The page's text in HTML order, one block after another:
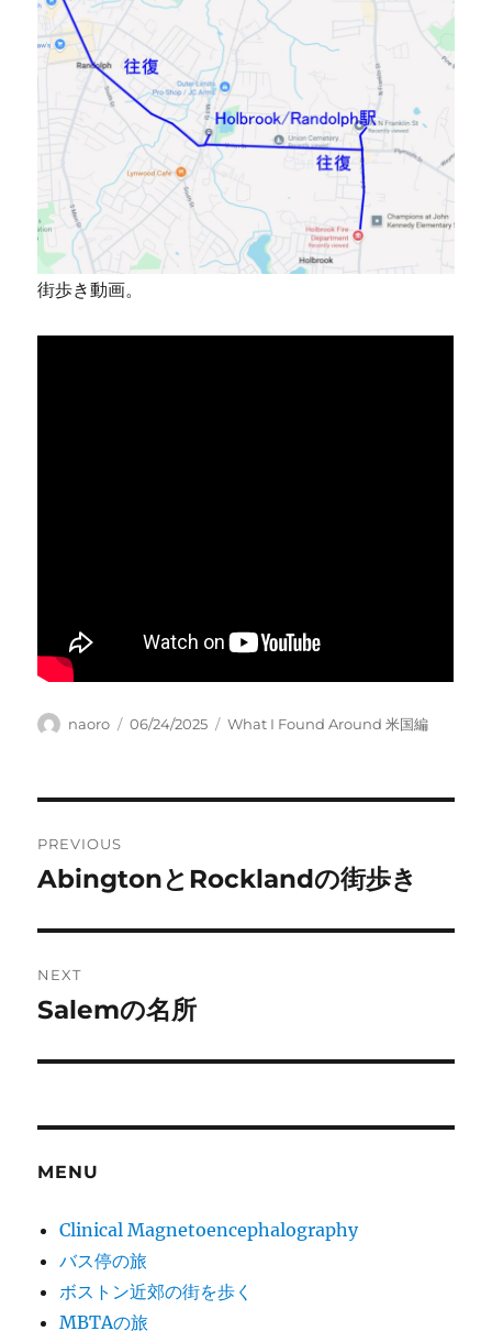
街歩き動画。
Author
naoro
Posted
06/24/2025 Categories
What I Found Around 米国編
navigation
PREVIOUS
Previous
AbingtonとRocklandの街歩き
NEXT
Next
Salemの名所
MENU
Clinical Magnetoencephalography
バス停の旅
ボストン近郊の街を歩く
MBTAの旅